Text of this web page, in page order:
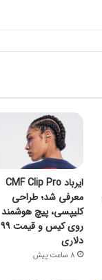
ایرباد CMF Clip Pro
معرفی شد؛ طراحی
کلیپسی، پیچ هوشمند
روی کیس و قیمت ۹۹
دلاری
8 ساعت پیش